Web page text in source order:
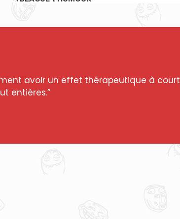
avoir un effet thérapeutique à court
entières.”